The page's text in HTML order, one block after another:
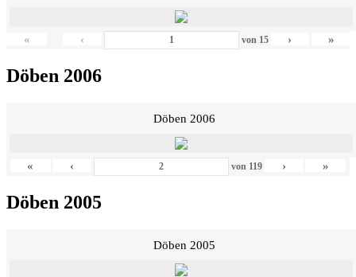
« ‹ von 15 › »
Döben 2006
Döben 2006
« ‹ von 119 › »
Döben 2005
Döben 2005